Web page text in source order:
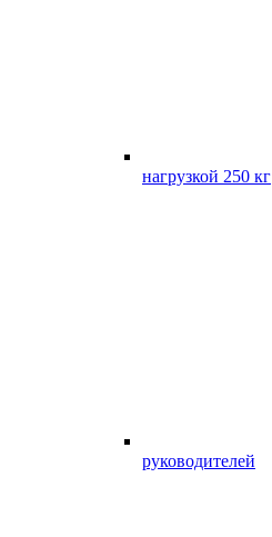
нагрузкой 250 кг
руководителей